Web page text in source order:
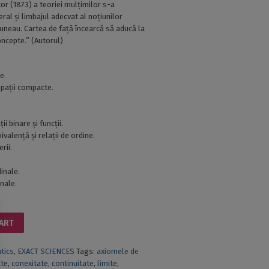
(1873) a teoriei mulțimilor s-a
și limbajul adecvat al noțiunilor
Cartea de față încearcă să aducă la
(Autorul)
compacte.
binare și funcții.
și relații de ordine.
, EXACT SCIENCES Tags: axiomele de
, conexitate, continuitate,limite,